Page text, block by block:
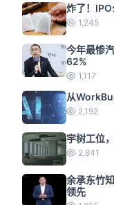
炸了！
1,245
今年最惨
62%
1,117
从
2,192
宇树工位
2,841
余承东竹
领先